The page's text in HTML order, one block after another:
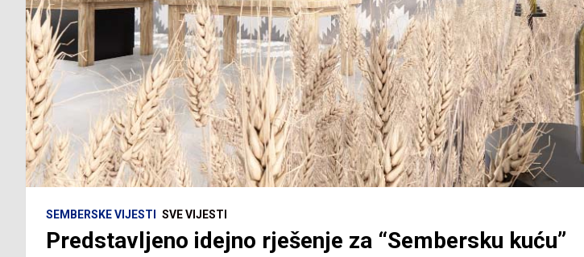
SEMBERSKE VIJESTI SVE VIJESTI
Predstavljeno idejno rješenje za “Sembersku kuću”